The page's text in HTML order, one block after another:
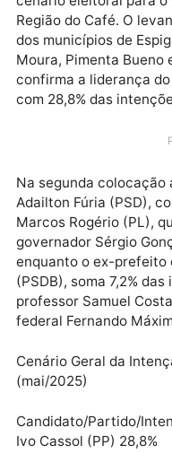
Porto Velho, RO – 18
pesquisa de opinião
Data Continental,
cenário eleitoral
Região do Café. O
dos municípios de
confirma a liderança
com 28,8% das
Na segunda
Adailton Fúria (PSD),
governador Sérgio
enquanto o ex-
professor Samuel
federal Fernando